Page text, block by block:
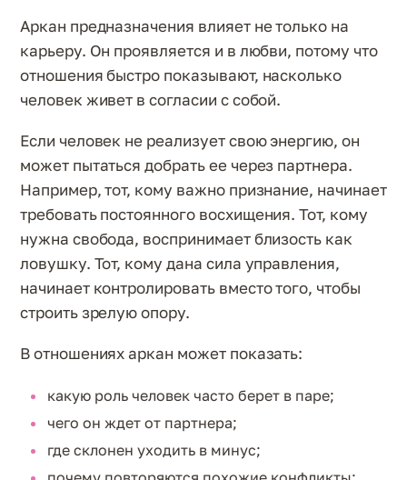
Аркан предназначения влияет не только на
карьеру. Он проявляется и в любви, потому что
отношения быстро показывают, насколько
человек живет в согласии с собой.
Если человек не реализует свою энергию, он
может пытаться добрать ее через партнера.
Например, тот, кому важно признание, начинает
требовать постоянного восхищения. Тот, кому
нужна свобода, воспринимает близость как
ловушку. Тот, кому дана сила управления,
начинает контролировать вместо того, чтобы
строить зрелую опору.
В отношениях аркан может показать:
какую роль человек часто берет в паре;
чего он ждет от партнера;
где склонен уходить в минус;